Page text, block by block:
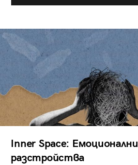
Inner Space: Емоционални
разстройства